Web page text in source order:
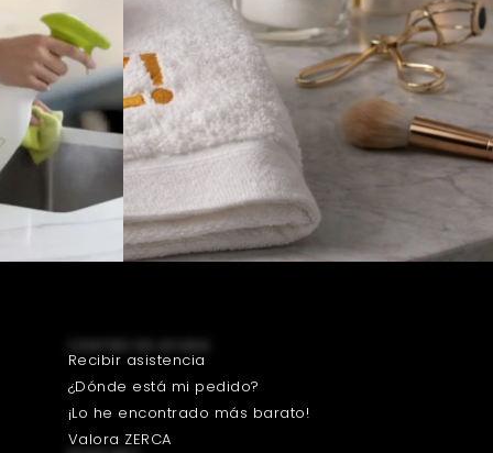
Recibir asistencia
¿Dónde está mi pedido?
¡Lo he encontrado más barato!
Valora ZERCA